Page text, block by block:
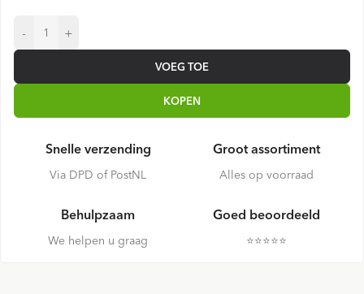
- +
VOEG TOE
KOPEN
Snelle verzending
Via DPD of PostNL
Groot assortiment
Alles op voorraad
Behulpzaam
We helpen u graag
Goed beoordeeld
⭐️⭐️⭐️⭐️⭐️